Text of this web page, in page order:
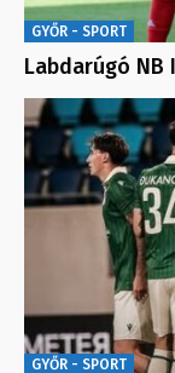
GYŐR - SPORT
Labdarúgó
GYŐR - SPORT